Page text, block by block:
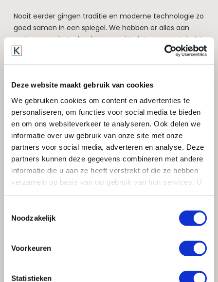
Deze website maakt gebruik van cookies
We gebruiken cookies om content en advertenties te
personaliseren, om functies voor social media te bieden
en om ons websiteverkeer te analyseren. Ook delen we
informatie over uw gebruik van onze site met onze
partners voor social media, adverteren en analyse. Deze
partners kunnen deze gegevens combineren met andere
informatie die u aan ze heeft verstrekt of die ze hebben
verzameld op basis van uw gebruik van hun services. U
Noodzakelijk
Voorkeuren
Statistieken
Nooit eerder gingen traditie en moderne technologie zo
goed samen in een spiegel. We hebben er alles aan
gedaan om de technologie mooi te integreren. Je hebt
voor de ME2 Mirror geen enkele technische kennis
nodig. Zodra je de panelen van de spiegel openklapt,
uit te schakelen of bij te regelen. Tenzij misschien de
hoogte van de camera.
LEES OOK